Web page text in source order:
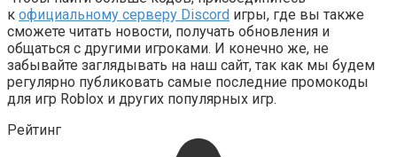
к официальному серверу Discord игры, где вы также
сможете читать новости, получать обновления и
общаться с другими игроками. И конечно же, не
забывайте заглядывать на наш сайт, так как мы будем
регулярно публиковать самые последние промокоды
для игр Roblox и других популярных игр.
Рейтинг